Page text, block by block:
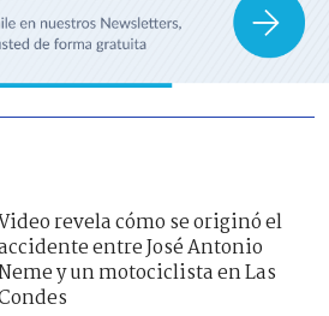
revela cómo se originó el
entre José Antonio
y un motociclista en Las